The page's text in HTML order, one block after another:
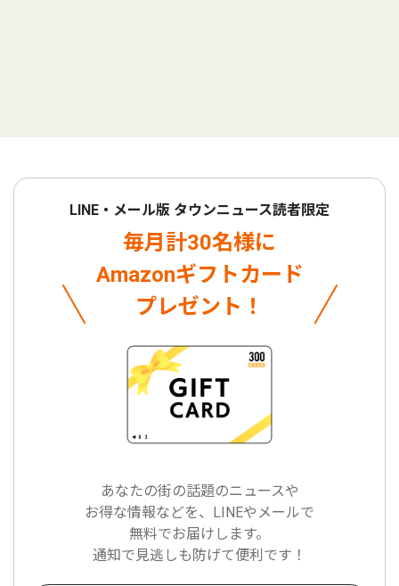
LINE・メール版 タウンニュース読者限定
毎月計30名様に
Amazonギフトカード
プレゼント！
あなたの街の話題のニュースや
お得な情報などを、LINEやメールで
無料でお届けします。
通知で見逃しも防げて便利です！